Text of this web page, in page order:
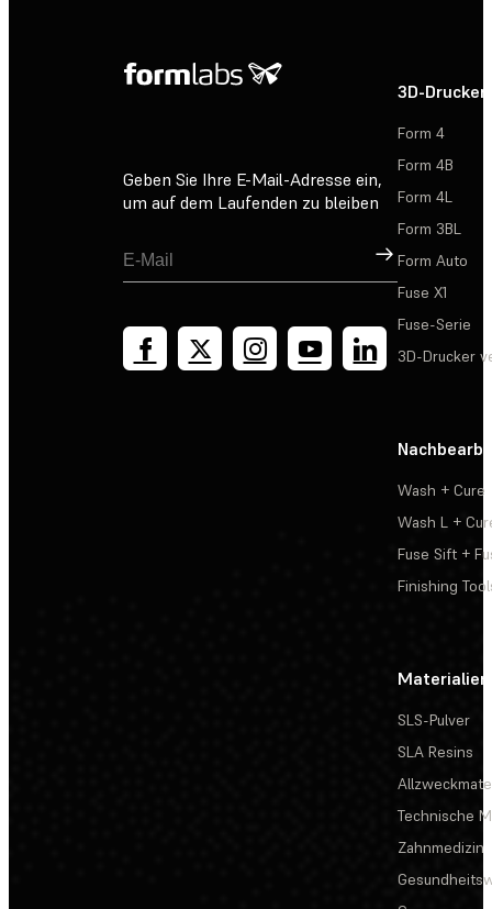
Geben Sie Ihre E-Mail-Adresse ein,
um auf dem Laufenden zu bleiben
Registrieren
3D-Drucker
Form 4
Form 4B
Form 4L
Form 3BL
Form Auto
Fuse X1
Fuse-Serie
3D-Drucker
Wash + Cure
Wash L +
Fuse Sift +
Finishing
Materialien
SLS-Pulver
SLA Resins
Technische
Zahnmedizin